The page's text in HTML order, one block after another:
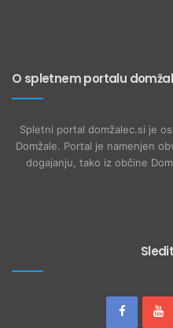
O spletnem portalu
Spletni portal domžalec.si je
Domžale. Portal je namenjen
dogajanju, tako iz občine